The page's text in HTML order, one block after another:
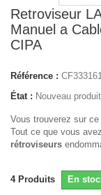
Retroviseur
Manuel a
CIPA
Référence :
État : Nouveau produit
Vous trouverez sur
Tout ce que vous
rétroviseurs
4 Produits En